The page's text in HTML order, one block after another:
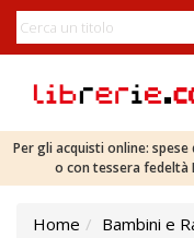
Per gli acquisti online:
o con tessera fedeltà
Home Bambini e